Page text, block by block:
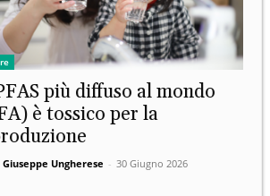
più diffuso al mondo
è tossico per la
Giuseppe Ungherese - 30 Giugno 2026